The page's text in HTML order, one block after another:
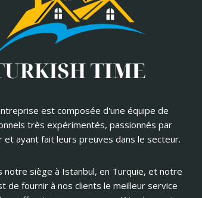
est composée d'une équipe de
très expérimentés, passionnés par
et ayant fait leurs preuves dans le secteur.
notre siège à Istanbul, en Turquie, et notre
de fournir à nos clients le meilleur service